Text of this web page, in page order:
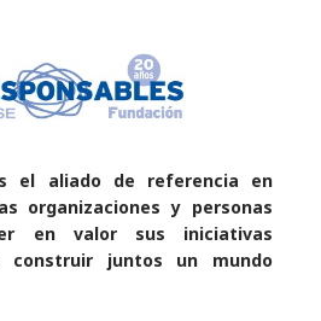
el aliado de referencia en
organizaciones y personas
en valor sus iniciativas
construir juntos un mundo